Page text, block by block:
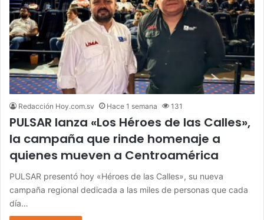
Redacción Hoy.com.sv Hace 1 semana 131
PULSAR lanza «Los Héroes de las Calles»,
la campaña que rinde homenaje a
quienes mueven a Centroamérica
PULSAR presentó hoy «Héroes de las Calles», su nueva
campaña regional dedicada a las miles de personas que cada
día…